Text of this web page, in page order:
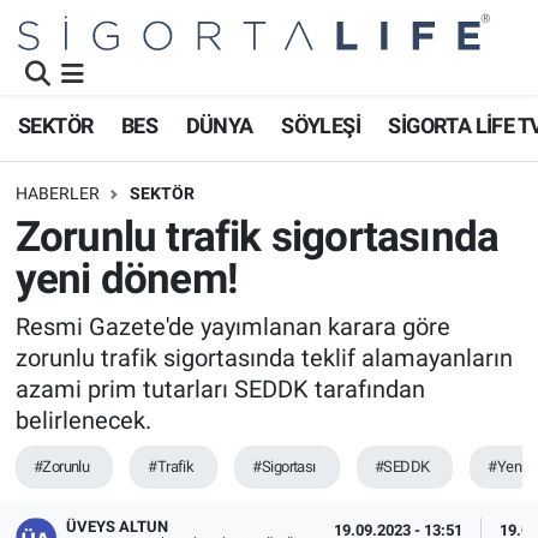
SEKTÖR BES DÜNYA SÖYLEŞİ SİGORTA LİFE
HABERLER SEKTÖR
Zorunlu trafik sigortasında
yeni dönem!
Resmi Gazete'de yayımlanan karara göre
zorunlu trafik sigortasında teklif alamayanların
azami prim tutarları SEDDK tarafından
belirlenecek.
#Zorunlu #Trafik #Sigortası #SEDDK #Yeni
ÜVEYS ALTUN 19.09.2023 - 13:51
Namaz Vakitleri
Trafik Durumu
Süper Lig Puan Durumu ve Fikstür
Tüm Manşetler
Son Dakika Haberleri
Haber Arşivi